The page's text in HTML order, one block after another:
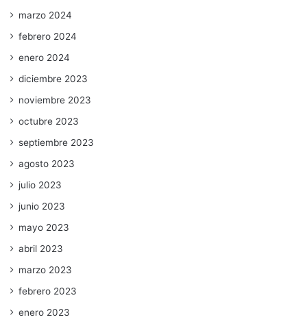
marzo 2024
febrero 2024
enero 2024
diciembre 2023
noviembre 2023
octubre 2023
septiembre 2023
agosto 2023
julio 2023
junio 2023
mayo 2023
abril 2023
marzo 2023
febrero 2023
enero 2023